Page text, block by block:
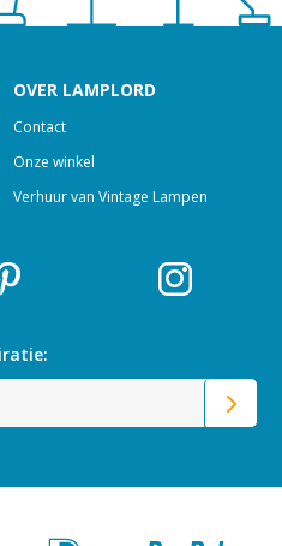
OVER LAMPLORD
Contact
Onze winkel
Verhuur van Vintage Lampen